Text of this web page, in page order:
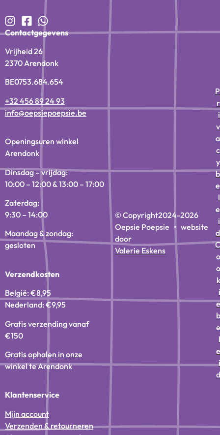
Contactgegevens
Vrijheid 26
2370 Arendonk
BE0753.684.654
+32 456 89 24 93
info@oepsiepoepsie.be
Openingsuren winkel
Arendonk
Dinsdag – vrijdag:
10:00 – 12:00 & 13:00 – 17:00
Zaterdag:
9:30 – 14:00
Maandag & zondag:
gesloten
Verzendkosten
België: €8,95
Nederland: €9,95
Gratis verzending vanaf
€150
Gratis ophalen in onze
winkel te Arendonk
Klantenservice
Mijn account
Verzenden & retourneren
© Copyright2024-2026
Oepsie Poepsie • website
door
Valerie Eskens
P
r
i
v
a
c
y
b
e
l
e
i
d
C
o
o
k
i
e
b
e
l
e
i
d